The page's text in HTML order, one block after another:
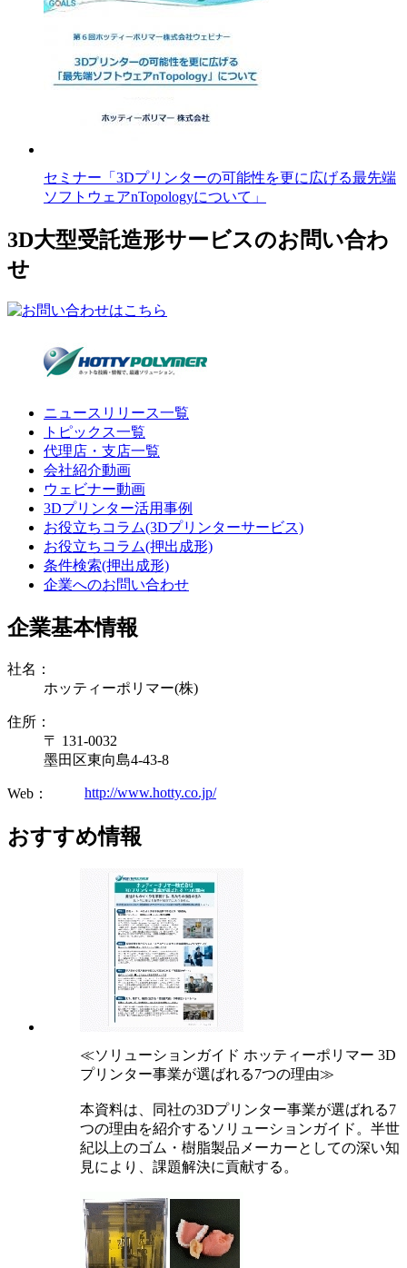
セミナー「3Dプリンターの可能性を更に広げる最先端
ソフトウェアnTopologyについて」
3D大型受託造形サービスのお問い合わ
せ
ニュースリリース一覧
トピックス一覧
代理店・支店一覧
会社紹介動画
ウェビナー動画
3Dプリンター活用事例
お役立ちコラム(3Dプリンターサービス)
お役立ちコラム(押出成形)
条件検索(押出成形)
企業へのお問い合わせ
企業基本情報
社名：
ホッティーポリマー(株)
住所：
〒 131-0032
墨田区東向島4-43-8
Web： http://www.hotty.co.jp/
おすすめ情報
≪ソリューションガイド ホッティーポリマー 3D
プリンター事業が選ばれる7つの理由≫
本資料は、同社の3Dプリンター事業が選ばれる7
つの理由を紹介するソリューションガイド。半世
紀以上のゴム・樹脂製品メーカーとしての深い知
見により、課題解決に貢献する。